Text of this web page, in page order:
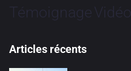
TémoignageVidéo
Articles récents